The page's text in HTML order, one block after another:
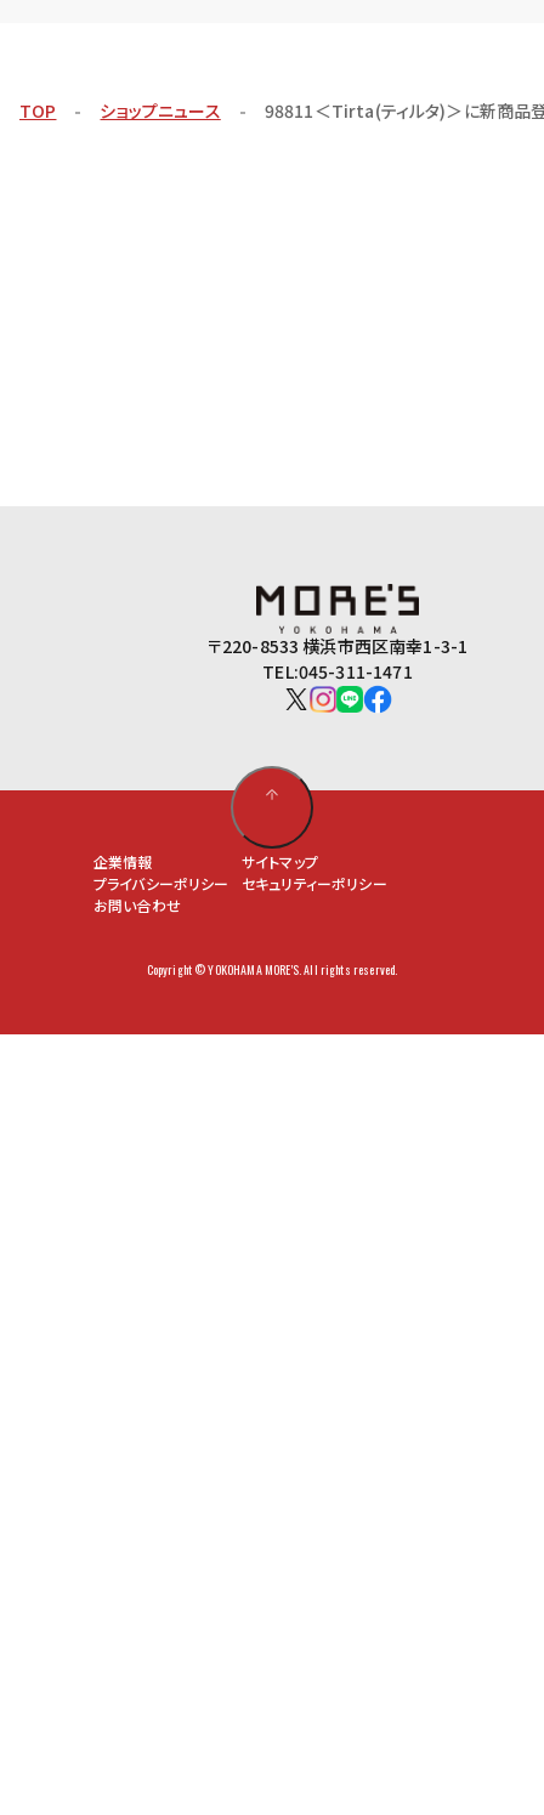
TOP ショップニュース 98811＜Tirta(ティルタ)＞に新商品
〒220-8533 横浜市西区南幸1-3-1
TEL:045-311-1471
企業情報
サイトマップ
プライバシーポリシー
セキュリティーポリシー
お問い合わせ
Copyright © YOKOHAMA MORE'S. All rights reserved.